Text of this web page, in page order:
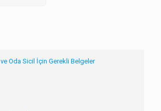
Oda Sicil İçin Gerekli Belgeler